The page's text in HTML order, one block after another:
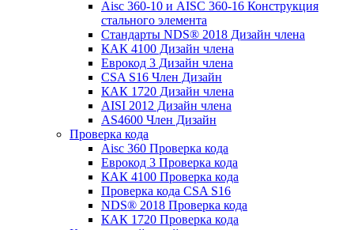
Aisc 360-10 и AISC 360-16 Конструкция
стального элемента
Стандарты NDS® 2018 Дизайн члена
КАК 4100 Дизайн члена
Еврокод 3 Дизайн члена
CSA S16 Член Дизайн
КАК 1720 Дизайн члена
AISI 2012 Дизайн члена
AS4600 Член Дизайн
Проверка кода
Aisc 360 Проверка кода
Еврокод 3 Проверка кода
КАК 4100 Проверка кода
Проверка кода CSA S16
NDS® 2018 Проверка кода
КАК 1720 Проверка кода